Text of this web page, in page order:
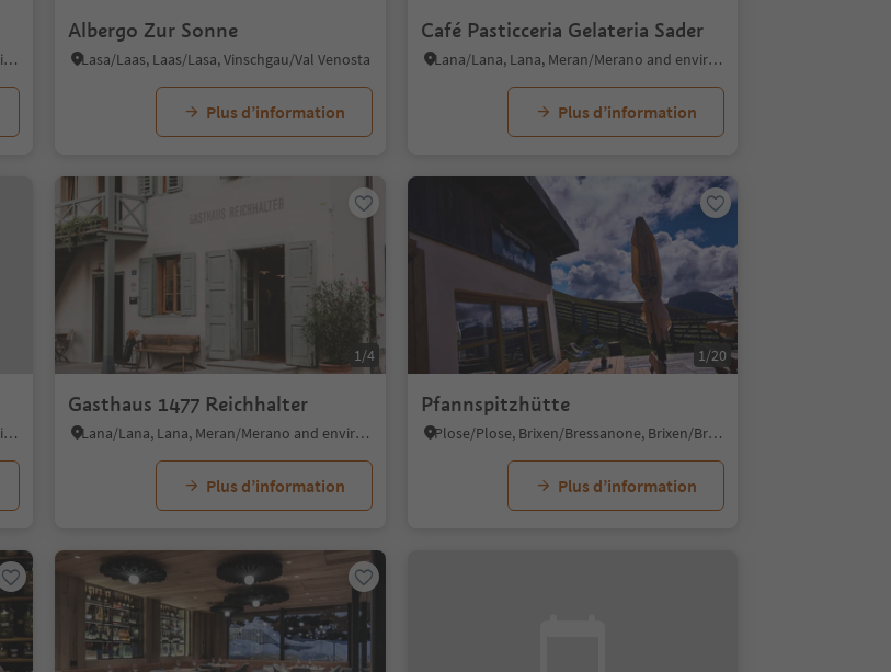
San Cassiano/San Cassiano, Badia, Dolomites Region Alta Badia
Albergo Zur Sonne
Lasa/Laas, Laas/Lasa, Vinschgau/Val Venosta
Plus d’information
Café Pasticceria Gelateria Sader
Lana/Lana, Lana, Meran/Merano and environs
Plus d’information
Vipiteno/Sterzing, Sterzing/Vipiteno, Sterzing/Vipiteno and environs
1/4
Gasthaus 1477 Reichhalter
Lana/Lana, Lana, Meran/Merano and environs
Plus d’information
1/20
Pfannspitzhütte
Plose/Plose, Brixen/Bressanone, Brixen/Bressanone and environs
Plus d’information